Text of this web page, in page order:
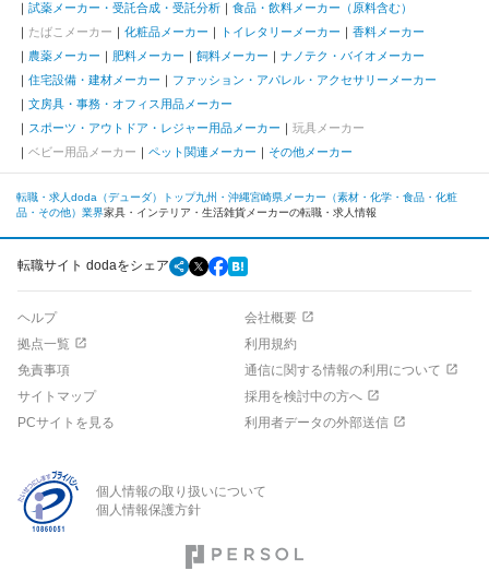
試薬メーカー・受託合成・受託分析
食品・飲料メーカー（原料含む）
たばこメーカー
化粧品メーカー トイレタリーメーカー
香料メーカー
農薬メーカー
肥料メーカー 飼料メーカー
ナノテク・バイオメーカー
住宅設備・建材メーカー
ファッション・アパレル・アクセサリーメーカー
文房具・事務・オフィス用品メーカー
スポーツ・アウトドア・レジャー用品メーカー
玩具メーカー
ベビー用品メーカー
ペット関連メーカー その他メーカー
転職・求人doda（デューダ）トップ九州・沖縄宮崎県 メーカー（素材・化学・食品・化粧
品・その他）業界家具・インテリア・生活雑貨メーカーの転職・求人情報
転職サイト dodaをシェア
ヘルプ
会社概要
拠点一覧
利用規約
免責事項
通信に関する情報の利用について
サイトマップ
採用を検討中の方へ
PCサイトを見る
利用者データの外部送信
個人情報の取り扱いについて
個人情報保護方針